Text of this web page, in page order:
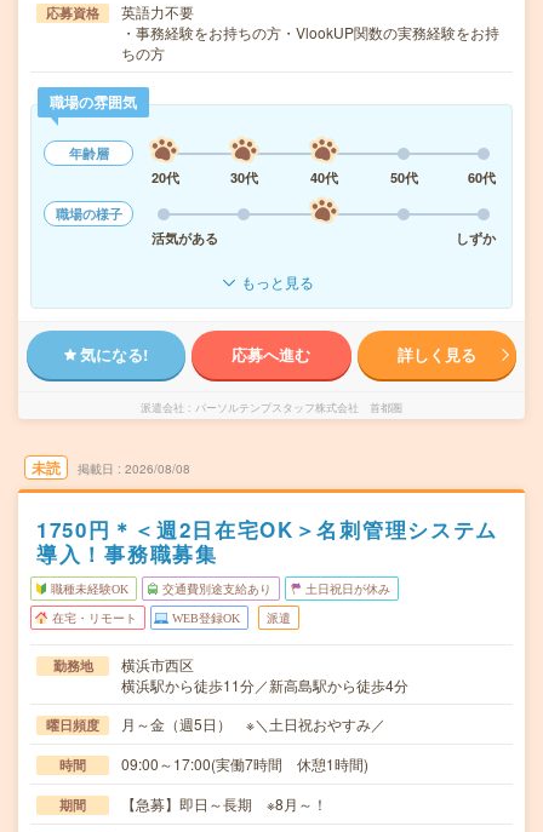
応募資格
英語力不要
・事務経験をお持ちの方・VlookUP関数の実務経験をお持
ちの方
職場の雰囲気
年齢層
20代
30代 40代 50代
60代
職場の様子
活気がある
しずか
もっと見る
気になる! 応募へ進む 詳しく見る
派遣会社 パーソルテンプスタッフ株式会社 首都圏
未読 掲載日 2026/08/08
1750円＊＜週2日在宅OK＞名刺管理システム
導入！事務職募集
職種未経験OK 交通費別途支給あり 土日祝日が休み
在宅・リモート WEB登録OK 派遣
勤務地
横浜市西区
横浜駅から徒歩11分／新高島駅から徒歩4分
曜日頻度 月～金（週5日） ※＼土日祝おやすみ／
時間 09:00～17:00(実働7時間 休憩1時間)
期間 【急募】即日～長期 ※8月～！